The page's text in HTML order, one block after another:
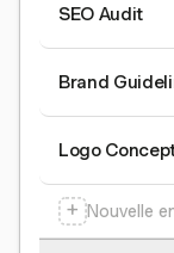
SEO Audit
Brand
Logo
+ Nouvelle